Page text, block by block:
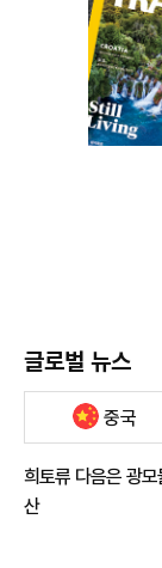
글로벌 뉴스
중국
희토류 다음은 광
산